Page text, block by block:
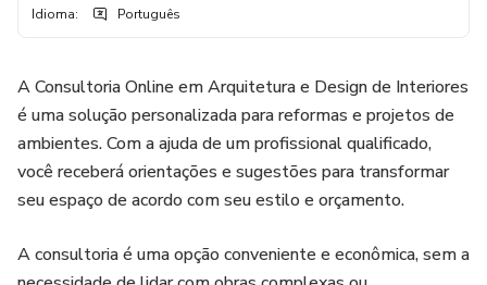
Idioma: Português
A Consultoria Online em Arquitetura e Design de Interiores
é uma solução personalizada para reformas e projetos de
ambientes. Com a ajuda de um profissional qualificado,
você receberá orientações e sugestões para transformar
seu espaço de acordo com seu estilo e orçamento.
A consultoria é uma opção conveniente e econômica, sem a